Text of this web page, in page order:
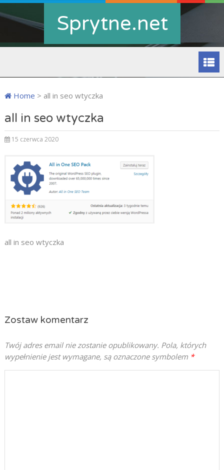
Sprytne.net
Home > all in seo wtyczka
all in seo wtyczka
15 czerwca 2020
all in seo wtyczka
Zostaw komentarz
Twój adres email nie zostanie opublikowany. Pola, których
wypełnienie jest wymagane, są oznaczone symbolem *